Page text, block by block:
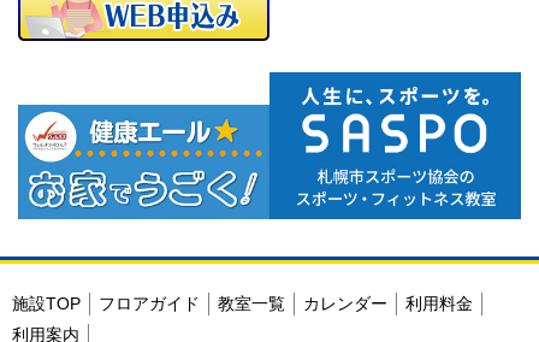
施設TOP フロアガイド 教室一覧 カレンダー
利用料金
利用案内